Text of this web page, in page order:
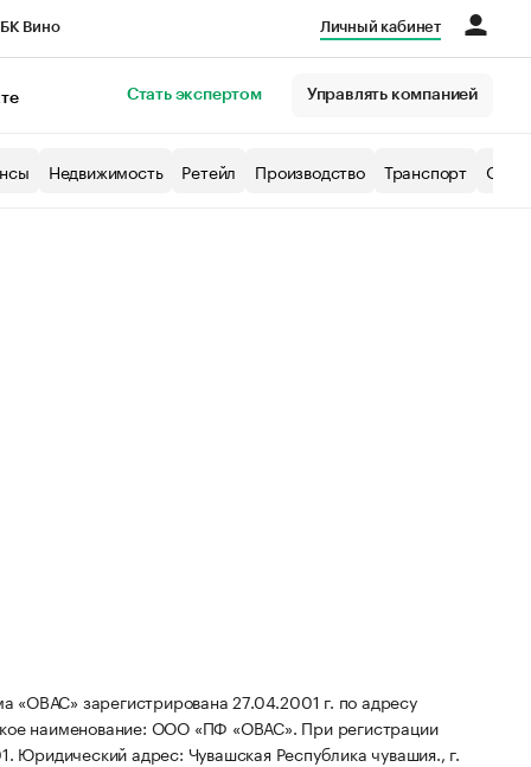
Вино Личный кабинет
Стать экспертом Управлять компанией
Недвижимость Ретейл Производство Транспорт
«ОВАС» зарегистрирована 27.04.2001 г. по адресу
наименование: ООО «ПФ «ОВАС». При регистрации
Юридический адрес: Чувашская Республика чувашия., г.